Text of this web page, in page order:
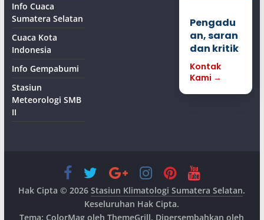
Info Cuaca
Sumatera Selatan
Cuaca Kota
Indonesia
Info Gempabumi
Stasiun
Meteorologi SMB
II
Pengadu
an, saran
dan kritik
Kontak
Kami →
Hak Cipta © 2026Stasiun Klimatologi Sumatera Selatan.
Keseluruhan Hak Cipta.
Tema: ColorMag oleh ThemeGrill. Dipersembahkan oleh